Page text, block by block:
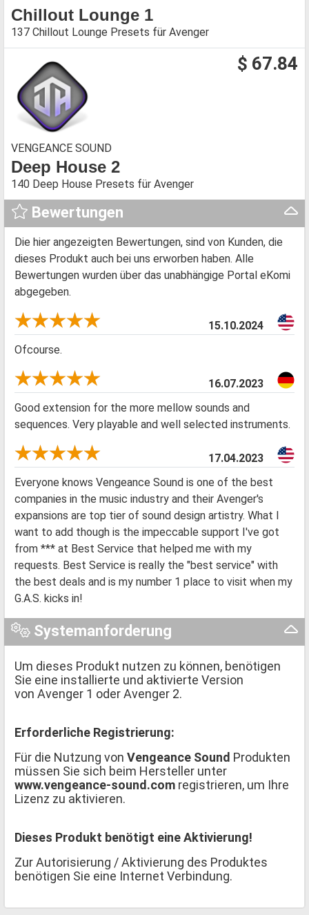
Chillout Lounge 1
137 Chillout Lounge Presets für Avenger
$ 67.84
VENGEANCE SOUND
Deep House 2
140 Deep House Presets für Avenger
Bewertungen
Die hier angezeigten Bewertungen, sind von Kunden, die
dieses Produkt auch bei uns erworben haben. Alle
Bewertungen wurden über das unabhängige Portal eKomi
abgegeben.
15.10.2024
Ofcourse.
16.07.2023
Good extension for the more mellow sounds and
sequences. Very playable and well selected instruments.
17.04.2023
Everyone knows Vengeance Sound is one of the best
companies in the music industry and their Avenger's
expansions are top tier of sound design artistry. What I
want to add though is the impeccable support I've got
from *** at Best Service that helped me with my
requests. Best Service is really the "best service" with
the best deals and is my number 1 place to visit when my
G.A.S. kicks in!
Systemanforderung
Um dieses Produkt nutzen zu können, benötigen
Sie eine installierte und aktivierte Version
von Avenger 1 oder Avenger 2.
Erforderliche Registrierung:
Für die Nutzung von Vengeance Sound Produkten
müssen Sie sich beim Hersteller unter
www.vengeance-sound.com registrieren, um Ihre
Lizenz zu aktivieren.
Dieses Produkt benötigt eine Aktivierung!
Zur Autorisierung / Aktivierung des Produktes
benötigen Sie eine Internet Verbindung.